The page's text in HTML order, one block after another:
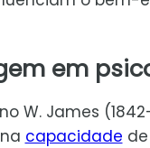
em
W. James
capacidade